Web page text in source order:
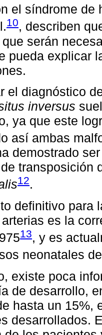
el síndrome de
10, describen
serán
pueda explicar
el diagnóstico
inversus
ya que este
así ambas
demostrado
transposición
12.
definitivo para
es la
13, y es
neonatales
existe poca
de desarrollo,
hasta un 15%,
desarrollados.